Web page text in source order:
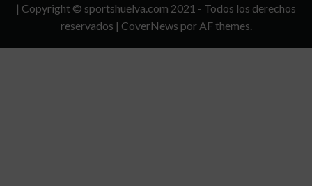
CONDICIONES
| Copyright © sportshuelva.com 2021 - Todos los derechos
reservados | CoverNews por AF themes.